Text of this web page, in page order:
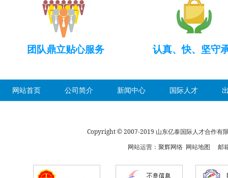
团队鼎立贴心服务 认真、快、坚守
网站首页 公司简介 新闻中心 国际人才
Copyright © 2007-2019 山东亿泰国际人才合作
网站运营： 聚辉网络 网站地图 邮